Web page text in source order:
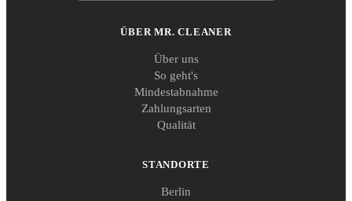
ÜBER MR. CLEANER
Über uns
So geht's
Mindestabnahme
Zahlungsarten
Qualität
STANDORTE
Berlin